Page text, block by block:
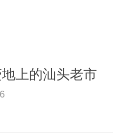
上的汕头老市